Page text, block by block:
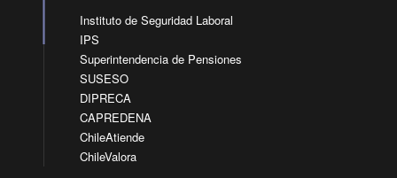
Instituto de Seguridad Laboral
IPS
Superintendencia de Pensiones
SUSESO
DIPRECA
CAPREDENA
ChileAtiende
ChileValora